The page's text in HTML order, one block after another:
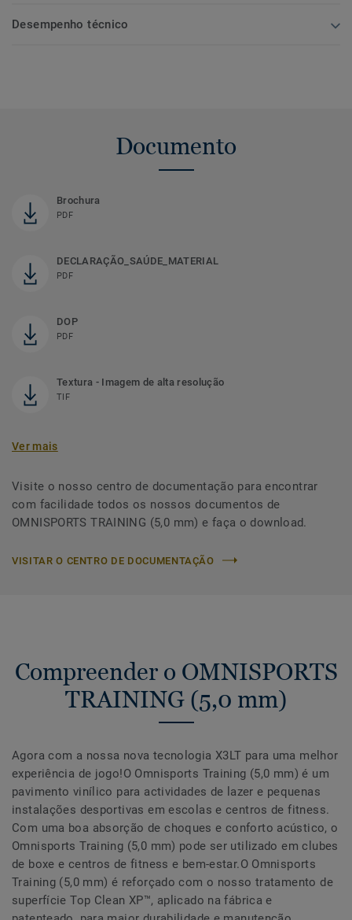
Desempenho técnico
Documento
Brochura
PDF
DECLARAÇÃO_SAÚDE_MATERIAL
PDF
DOP
PDF
Textura - Imagem de alta resolução
TIF
Ver mais
Visite o nosso centro de documentação para encontrar
com facilidade todos os nossos documentos de
OMNISPORTS TRAINING (5,0 mm) e faça o download.
VISITAR O CENTRO DE DOCUMENTAÇÃO
Compreender o OMNISPORTS
TRAINING (5,0 mm)
Agora com a nossa nova tecnologia X3LT para uma melhor
experiência de jogo!O Omnisports Training (5,0 mm) é um
pavimento vinílico para actividades de lazer e pequenas
instalações desportivas em escolas e centros de fitness.
Com uma boa absorção de choques e conforto acústico, o
Omnisports Training (5,0 mm) pode ser utilizado em clubes
de boxe e centros de fitness e bem-estar.O Omnisports
Training (5,0 mm) é reforçado com o nosso tratamento de
superfície Top Clean XP™, aplicado na fábrica e